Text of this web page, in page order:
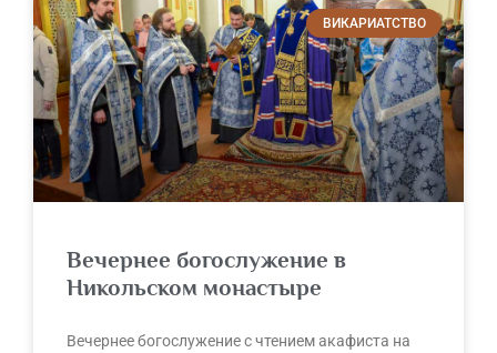
ВИКАРИАТСТВО
Вечернее богослужение в
Никольском монастыре
Вечернее богослужение с чтением акафиста на